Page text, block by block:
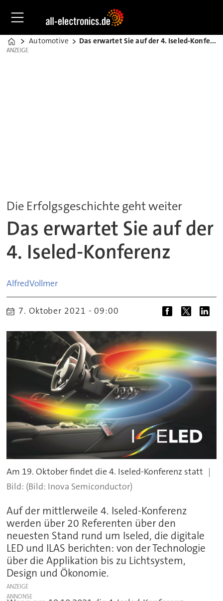
Home
Automotive Das erwartet Sie auf der 4. Iseled-Konferenz
ANZEIGE
ANZEIGE
Die Erfolgsgeschichte geht weiter
Das erwartet Sie auf der
4. Iseled-Konferenz
AlfredVollmer
7. Oktober 2021 - 09:00
Am 19. Oktober findet die 4. Iseled-Konferenz statt
(Bild: Inova Semiconductor)
Auf der mittlerweile 4. Iseled-Konferenz
werden über 20 Referenten über den
neuesten Stand rund um Iseled, die digitale
LED und ILAS berichten: von der Technologie
über die Applikation bis zu Lichtsystem,
Design und Ökonomie.
ANZEIGE